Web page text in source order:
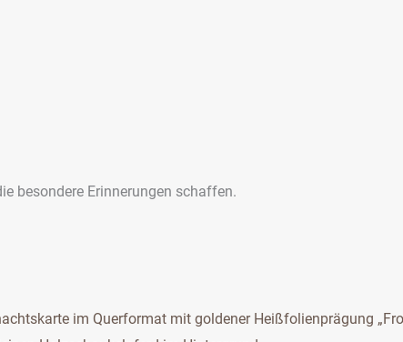
besondere Erinnerungen schaffen.